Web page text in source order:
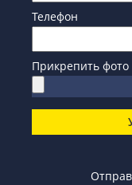
Телефон
Прикрепить фото